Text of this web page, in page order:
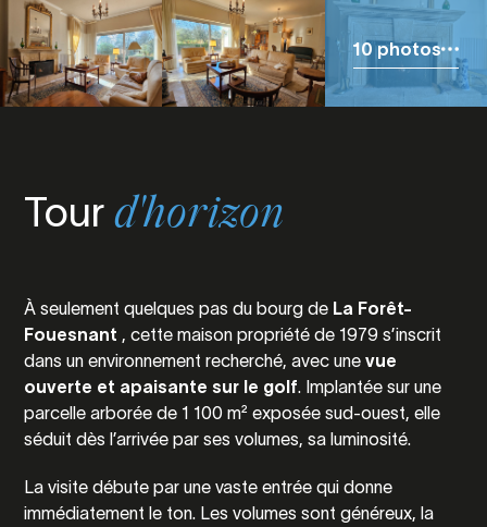
10 photos
Tourd'horizon
À seulement quelques pas du bourg de La Forêt-
Fouesnant , cette maison propriété de 1979 s’inscrit
dans un environnement recherché, avec une vue
ouverte et apaisante sur le golf. Implantée sur une
parcelle arborée de 1 100 m² exposée sud-ouest, elle
séduit dès l’arrivée par ses volumes, sa luminosité.
La visite débute par une vaste entrée qui donne
immédiatement le ton. Les volumes sont généreux, la